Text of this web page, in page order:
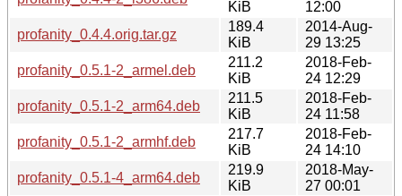
KiB
12:00
profanity_0.4.4.orig.tar.gz
189.4
KiB
2014-Aug-
29 13:25
profanity_0.5.1-2_armel.deb
211.2
KiB
2018-Feb-
24 12:29
profanity_0.5.1-2_arm64.deb
211.5
KiB
2018-Feb-
24 11:58
profanity_0.5.1-2_armhf.deb
217.7
KiB
2018-Feb-
24 14:10
profanity_0.5.1-4_arm64.deb
219.9
KiB
2018-May-
27 00:01